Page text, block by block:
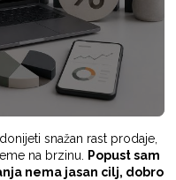
snažan rast prodaje,
na brzinu.
Popust sam
nema jasan cilj, dobro